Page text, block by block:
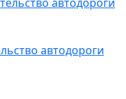
автодороги